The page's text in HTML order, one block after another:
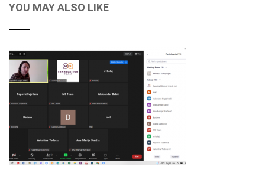
YOU MAY ALSO LIKE